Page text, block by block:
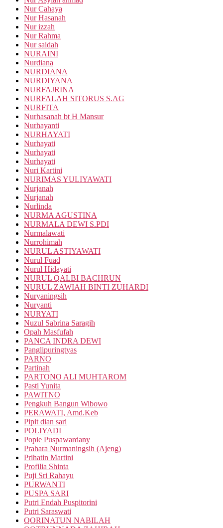
Nur Cahaya
Nur Hasanah
Nur izzah
Nur Rahma
Nur saidah
NURAINI
Nurdiana
NURDIANA
NURDIYANA
NURFAJRINA
NURFALAH SITORUS S.AG
NURFITA
Nurhasanah bt H Mansur
Nurhayanti
NURHAYATI
Nurhayati
Nurhayati
Nurhayati
Nuri Kartini
NURIMAS YULIYAWATI
Nurjanah
Nurjanah
Nurlinda
NURMA AGUSTINA
NURMALA DEWI S.PDI
Nurmalawati
Nurrohimah
NURUL ASTIYAWATI
Nurul Fuad
Nurul Hidayati
NURUL QALBI BACHRUN
NURUL ZAWIAH BINTI ZUHARDI
Nuryaningsih
Nuryanti
NURYATI
Nuzul Sabrina Saragih
Opah Masfufah
PANCA INDRA DEWI
Panglipuringtyas
PARNO
Partinah
PARTONO ALI MUHTAROM
Pasti Yunita
PAWITNO
Pengkuh Bangun Wibowo
PERAWATI, Amd.Keb
Pipit dian sari
POLIYADI
Popie Puspawardany
Prahara Nurmaningsih (Ajeng)
Prihatin Martini
Profilia Shinta
Puji Sri Rahayu
PURWANTI
PUSPA SARI
Putri Endah Puspitorini
Putri Saraswati
QORINATUN NABILAH